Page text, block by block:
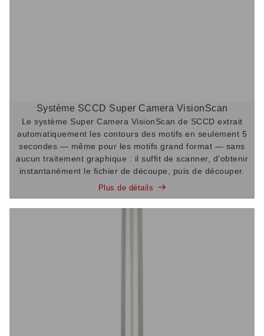
Système SCCD Super Camera VisionScan
Le système Super Camera VisionScan de SCCD extrait
automatiquement les contours des motifs en seulement 5
secondes — même pour les motifs grand format — sans
aucun traitement graphique : il suffit de scanner, d'obtenir
instantanément le fichier de découpe, puis de découper.
Plus de détails